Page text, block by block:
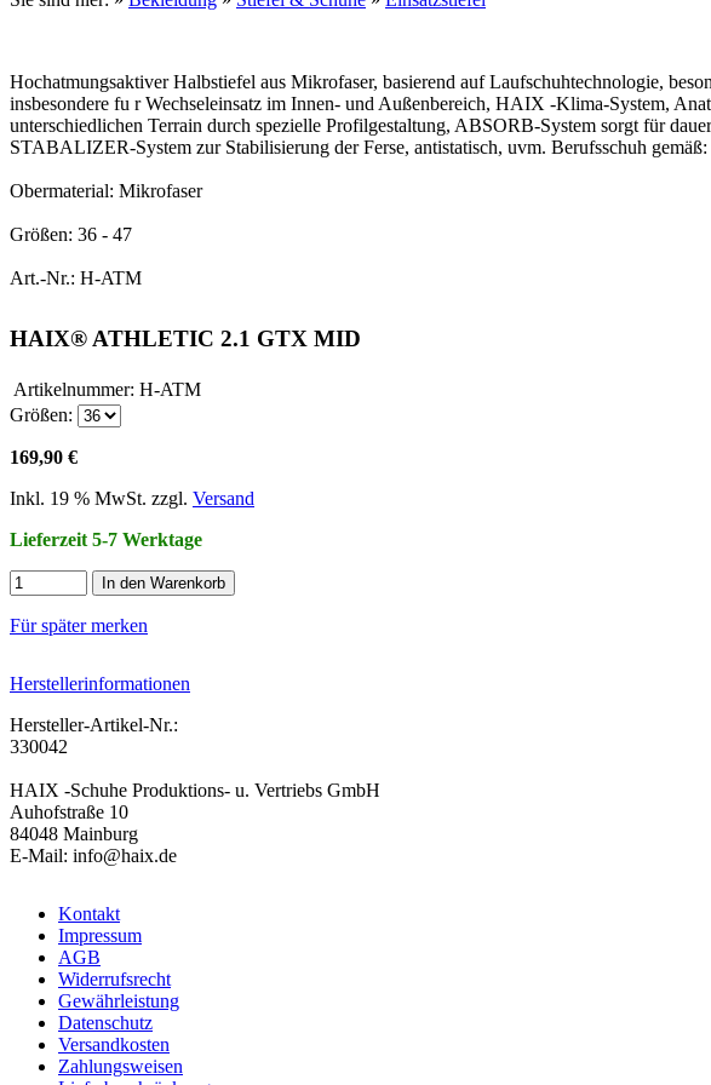
Hochatmungsaktiver Halbstiefel aus Mikrofaser, basierend auf Laufschuhtechnologie,
insbesondere fu r Wechseleinsatz im Innen- und Außenbereich, HAIX -Klima-System,
unterschiedlichen Terrain durch spezielle Profilgestaltung, ABSORB-System sorgt für
STABALIZER-System zur Stabilisierung der Ferse, antistatisch, uvm. Berufsschuh
Obermaterial: Mikrofaser
Größen: 36 - 47
Art.-Nr.: H-ATM
HAIX® ATHLETIC 2.1 GTX MID
Artikelnummer: H-ATM
Größen:
169,90 €
Inkl. 19 % MwSt. zzgl. Versand
Lieferzeit 5-7 Werktage
In den Warenkorb
Für später merken
Herstellerinformationen
Hersteller-Artikel-Nr.:
330042
HAIX -Schuhe Produktions- u. Vertriebs GmbH
Auhofstraße 10
84048 Mainburg
E-Mail: info@haix.de
Kontakt
Impressum
AGB
Widerrufsrecht
Gewährleistung
Datenschutz
Versandkosten
Zahlungsweisen